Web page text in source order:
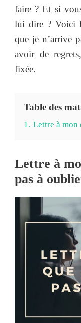
faire ? Et si
lui dire ? Voici
que je n’arrive
avoir de
fixée.
Table des
1. Lettre à mon
Lettre à
pas à